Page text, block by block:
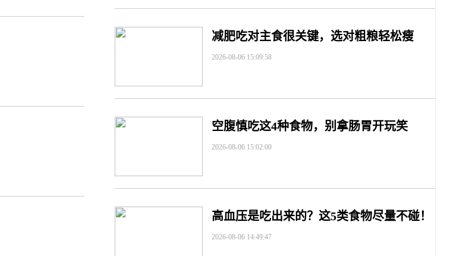
减肥吃对主食很关键，选对粗粮轻松瘦
2026-08-06 15:09:58
空腹慎吃这4种食物，别拿肠胃开玩笑
2026-08-06 15:02:00
高血压是吃出来的？这5类食物尽量不碰！
2026-08-06 14:49:47